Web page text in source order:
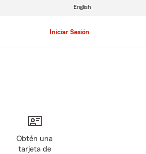
Iniciar Sesión
English
Obtén una
tarjeta de